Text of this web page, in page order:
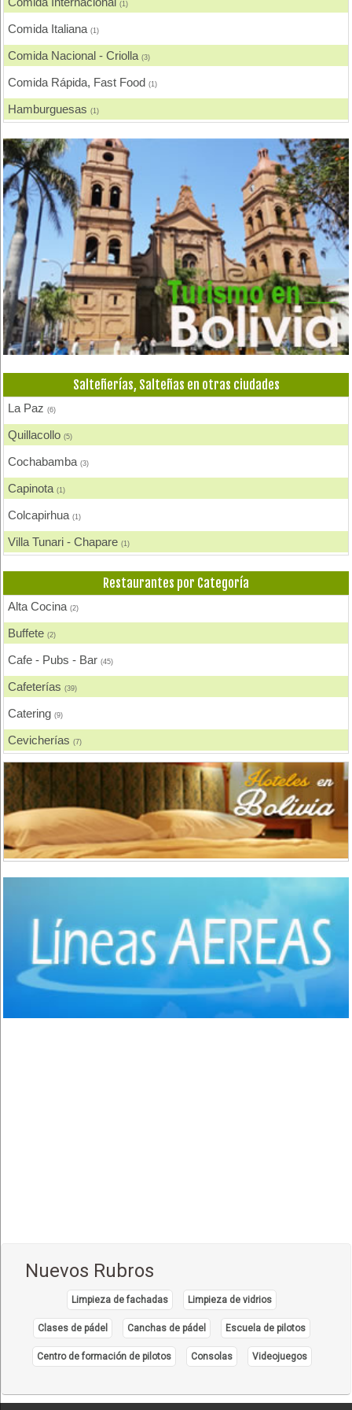
(1)
Comida Italiana(1)
Comida Nacional - Criolla(3)
Comida Rápida, Fast Food(1)
Hamburguesas(1)
Pescados y Mariscos(1)
Pizzerias, Pizzas(1)
Pollos, Broaster, Spiedo, A la Leña(1)
Restaurantes - Peñas - Discotecas(1)
Salteñerías, Salteñas(1)
Salteñerías, Salteñas en otras ciudades
La Paz(6)
Quillacollo(5)
Cochabamba(3)
Capinota(1)
Colcapirhua(1)
Villa Tunari - Chapare(1)
Vinto(1)
Tiquipaya(1)
Potosí(1)
Restaurantes por Categoría
Alta Cocina(2)
Buffete(2)
Cafe - Pubs - Bar(45)
Cafeterías(39)
Catering(9)
Cevicherías(7)
Chicharronerías
Chifas, Comida China
Churrasquerías
Comida Árabe
(1)
Comida Española(2)
Comida Francesa
Comida Fusión
Comida Tailandesa(1)
Comida Vegana(3)
Comida Vegetariana
Comida Vietnamita(1)
Nuevos Rubros
Limpieza de fachadas Limpieza de vidrios
Clases de pádel Canchas de pádel Escuela de pilotos
Centro de formación de pilotos Consolas Videojuegos